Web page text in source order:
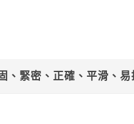
、緊密、正確、平滑、易